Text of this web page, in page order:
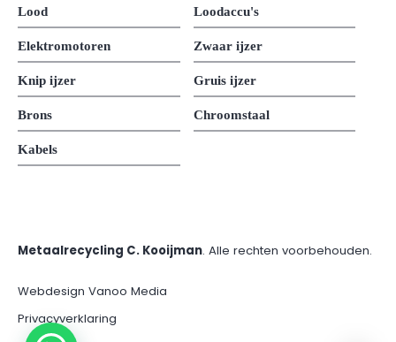
Lood Loodaccu's
Elektromotoren Zwaar ijzer
Knip ijzer Gruis ijzer
Brons Chroomstaal
Kabels
Metaalrecycling C. Kooijman. Alle rechten voorbehouden.
Webdesign Vanoo Media
Privacyverklaring